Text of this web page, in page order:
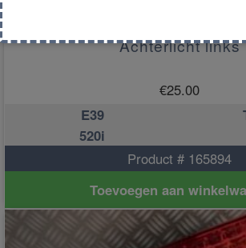
Achterlicht links
€25.00
E39
520i
Product # 165894
Toevoegen aan